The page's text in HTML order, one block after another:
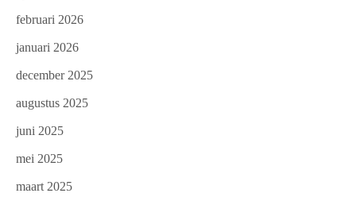
februari 2026
januari 2026
december 2025
augustus 2025
juni 2025
mei 2025
maart 2025